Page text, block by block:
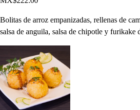
Bolitas de arroz empanizadas, rellenas de
salsa de anguila, salsa de chipotle y furikake